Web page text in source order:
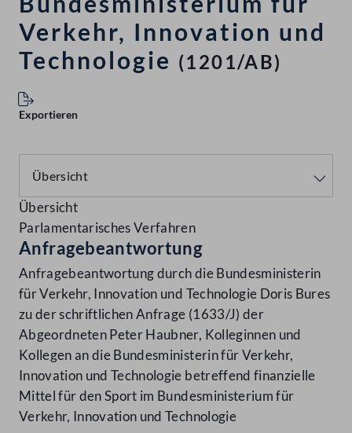
Verkehr, Innovation und
Technologie (1201/AB)
Exportieren
Übersicht
Parlamentarisches Verfahren
Anfragebeantwortung
Anfragebeantwortung durch die Bundesministerin
für Verkehr, Innovation und Technologie Doris Bures
zu der schriftlichen Anfrage (1633/J) der
Abgeordneten Peter Haubner, Kolleginnen und
Kollegen an die Bundesministerin für Verkehr,
Innovation und Technologie betreffend finanzielle
Mittel für den Sport im Bundesministerium für
Verkehr, Innovation und Technologie